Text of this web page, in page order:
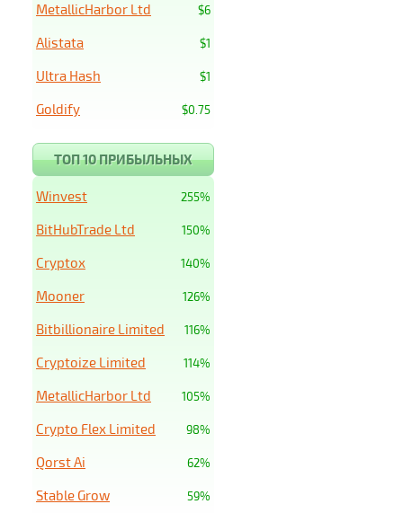
$6
MetallicHarbor Ltd
$1
Alistata
$1
Ultra Hash
$0.75
Goldify
ТОП 10 ПРИБЫЛЬНЫХ
255%
Winvest
150%
BitHubTrade Ltd
140%
Cryptox
126%
Mooner
116%
Bitbillionaire Limited
114%
Cryptoize Limited
105%
MetallicHarbor Ltd
98%
Crypto Flex Limited
62%
Qorst Ai
59%
Stable Grow